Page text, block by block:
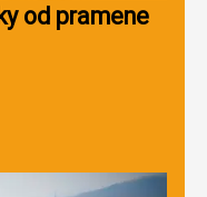
od pramene